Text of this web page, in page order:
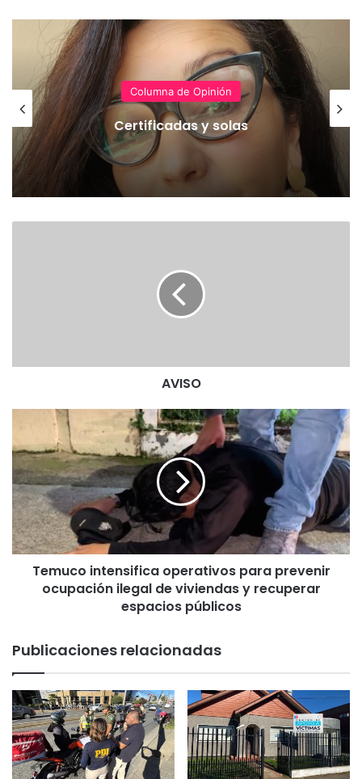
Columna de Opinión
Certificadas y solas
AVISO
m
u
c
o
i
n
t
i
c
a
o
p
e
r
a
Temuco intensifica operativos para prevenir
ocupación ilegal de viviendas y recuperar
espacios públicos
Publicaciones relacionadas